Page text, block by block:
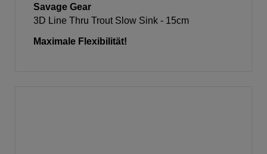
Savage Gear
3D Line Thru Trout Slow Sink - 15cm
Maximale Flexibilität!